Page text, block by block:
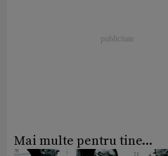
Mai multe pentru tine...